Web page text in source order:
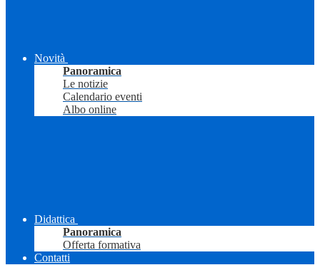
Novità
Panoramica
Le notizie
Calendario eventi
Albo online
Didattica
Panoramica
Offerta formativa
Contatti